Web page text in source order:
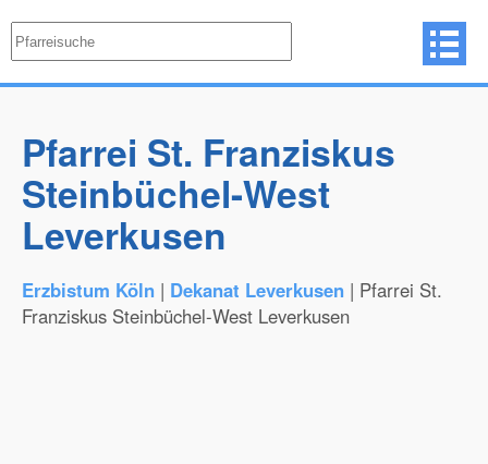
Pfarrei St. Franziskus
Steinbüchel-West
Leverkusen
Erzbistum Köln | Dekanat Leverkusen | Pfarrei St.
Franziskus Steinbüchel-West Leverkusen